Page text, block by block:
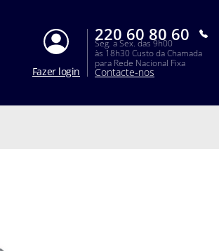
Fazer login
220 60 80 60
Seg. a Sex. das 9h00
às 18h30 Custo da Chamada
para Rede Nacional Fixa
Contacte-nos